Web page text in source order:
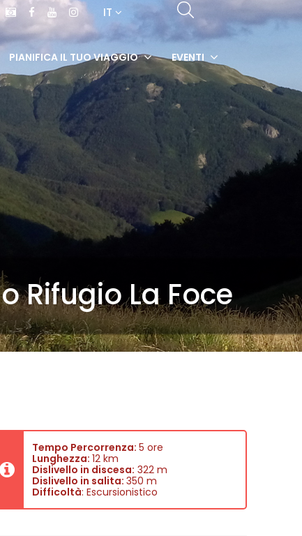
IT
PIANIFICA IL TUO VIAGGIO EVENTI
Rifugio La Foce
Tempo Percorrenza: 5 ore
Lunghezza: 12 km
Dislivello in discesa: 322 m
Dislivello in salita: 350 m
Difficoltà: Escursionistico